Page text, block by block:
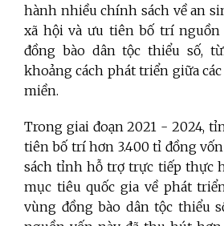
hành nhiều chính sách về an
xã hội và ưu tiên bố trí
đồng bào dân tộc thiểu số,
khoảng cách phát triển giữa
miền.
Trong giai đoạn 2021 - 2024,
tiên bố trí hơn 3.400 tỉ đồng
sách tỉnh hỗ trợ trực tiếp thực
mục tiêu quốc gia về phát
vùng đồng bào dân tộc thiểu